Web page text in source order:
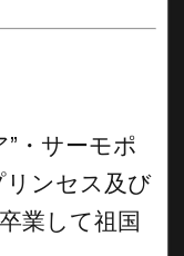
・サーモポ
リンセス及び
業して祖国